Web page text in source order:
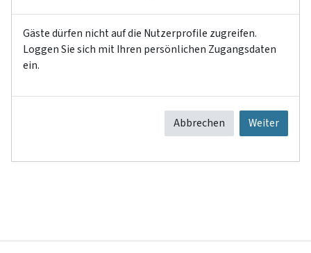
Gäste dürfen nicht auf die Nutzerprofile zugreifen.
Loggen Sie sich mit Ihren persönlichen Zugangsdaten
ein.
Abbrechen Weiter